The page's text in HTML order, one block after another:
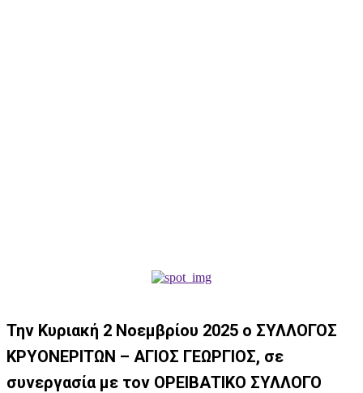
Την Κυριακή 2 Νοεμβρίου 2025 ο ΣΥΛΛΟΓΟΣ
ΚΡΥΟΝΕΡΙΤΩΝ – ΑΓΙΟΣ ΓΕΩΡΓΙΟΣ, σε
συνεργασία με τον ΟΡΕΙΒΑΤΙΚΟ ΣΥΛΛΟΓΟ